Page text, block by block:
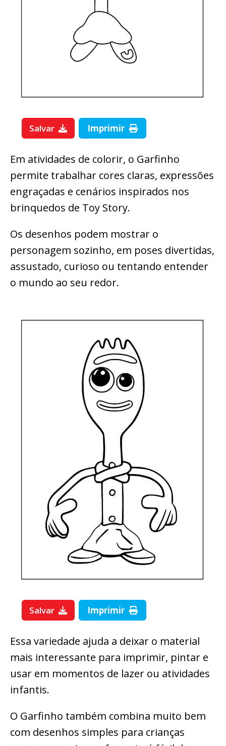
Salvar Imprimir
Em atividades de colorir, o Garfinho
permite trabalhar cores claras, expressões
engraçadas e cenários inspirados nos
brinquedos de Toy Story.
Os desenhos podem mostrar o
personagem sozinho, em poses divertidas,
assustado, curioso ou tentando entender
o mundo ao seu redor.
Salvar Imprimir
Essa variedade ajuda a deixar o material
mais interessante para imprimir, pintar e
usar em momentos de lazer ou atividades
infantis.
O Garfinho também combina muito bem
com desenhos simples para crianças